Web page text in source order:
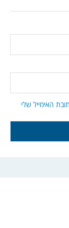
האימייל שלי